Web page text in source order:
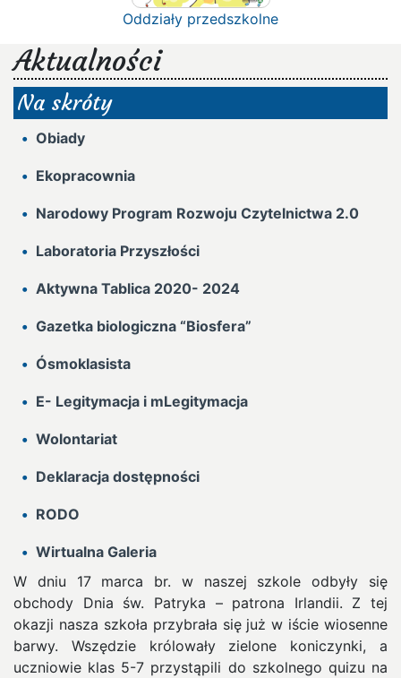
Oddziały przedszkolne
Aktualności
Na skróty
Obiady
Ekopracownia
Narodowy Program Rozwoju Czytelnictwa 2.0
Laboratoria Przyszłości
Aktywna Tablica 2020- 2024
Gazetka biologiczna “Biosfera”
Ósmoklasista
E- Legitymacja i mLegitymacja
Wolontariat
Deklaracja dostępności
RODO
Wirtualna Galeria
W dniu 17 marca br. w naszej szkole odbyły się
obchody Dnia św. Patryka – patrona Irlandii. Z tej
okazji nasza szkoła przybrała się już w iście wiosenne
barwy. Wszędzie królowały zielone koniczynki, a
uczniowie klas 5-7 przystąpili do szkolnego quizu na